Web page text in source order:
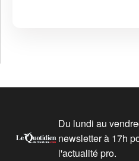
Du lundi au
newsletter à 17h
l'actualité pro.